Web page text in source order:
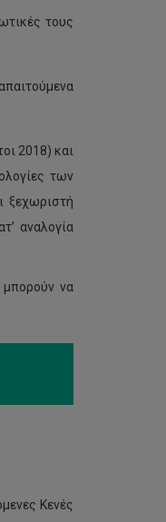
τους
2018) και
των
ξεχωριστή
αναλογία
μπορούν να
Κενές